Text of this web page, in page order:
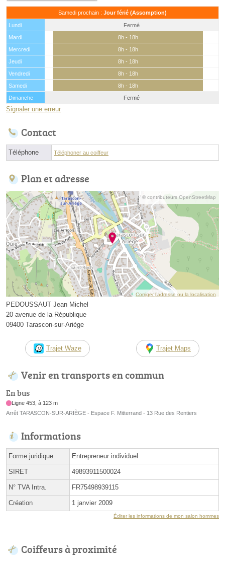
Samedi prochain : Jour férié (Assomption)
Lundi
Fermé
Mardi
8h - 18h
Mercredi
8h - 18h
Jeudi
8h - 18h
Vendredi
8h - 18h
Samedi
8h - 18h
Dimanche
Fermé
Signaler une erreur
Contact
Téléphone Téléphoner au coiffeur
Plan et adresse
© contributeurs OpenStreetMap
Corriger l’adresse ou la localisation
PEDOUSSAUT Jean Michel
20 avenue de la République
09400 Tarascon-sur-Ariège
Trajet Waze Trajet Maps
Venir en transports en commun
En bus
Ligne 453, à 123 m
Arrêt TARASCON-SUR-ARIÈGE - Espace F. Mitterrand - 13 Rue des Rentiers
Informations
Forme juridique Entrepreneur individuel
SIRET 49893911500024
N° TVA Intra. FR75498939115
Création 1 janvier 2009
Éditer les informations de mon salon hommes
Coiffeurs à proximité